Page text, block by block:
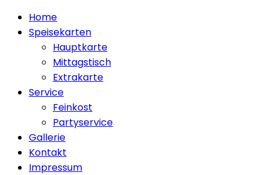
Home
Speisekarten
Hauptkarte
Mittagstisch
Extrakarte
Service
Feinkost
Partyservice
Gallerie
Kontakt
Impressum